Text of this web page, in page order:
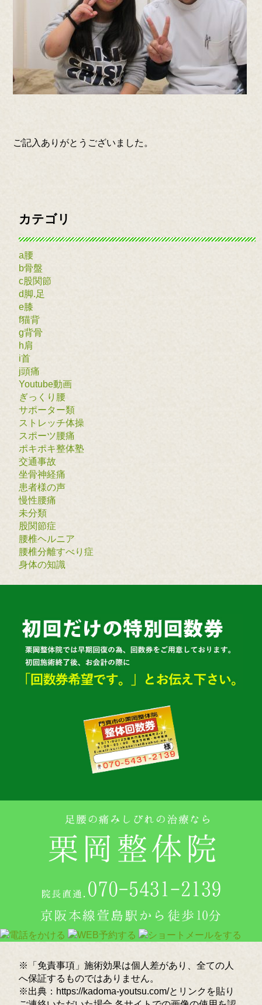
ご記入ありがとうございました。
カテゴリ
a腰
b骨盤
c股関節
d脚.足
e膝
f猫背
g背骨
h肩
i首
j頭痛
Youtube動画
ぎっくり腰
サポーター類
ストレッチ体操
スポーツ腰痛
ポキポキ整体塾
交通事故
坐骨神経痛
患者様の声
慢性腰痛
未分類
股関節症
腰椎ヘルニア
腰椎分離すべり症
身体の知識
※「免責事項」施術効果は個人差があり、全ての人
へ保証するものではありません。
※出典：https://kadoma-youtsu.com/とリンクを貼り